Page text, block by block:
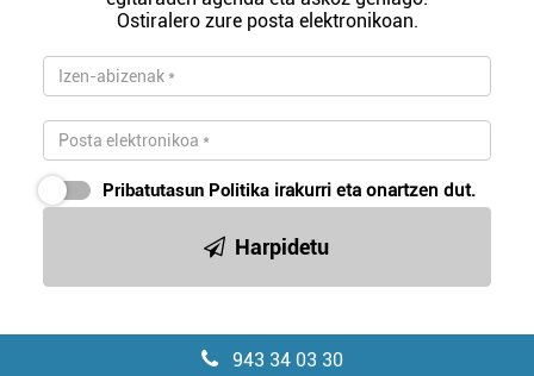
Ostiralero zure posta elektronikoan.
Pribatutasun Politika irakurri eta onartzen dut.
Harpidetu
943 34 03 30